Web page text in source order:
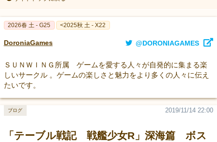
2026春 土 - G25 <2025秋 土 - X22
DoroniaGames @DORONIAGAMES
ＳＵＮＷＩＮＧ所属 ゲームを愛する人々が自発的に集まる楽
しいサークル 。ゲームの楽しさと魅力をより多くの人々に伝え
たいです。
「テーブル戦記 戦艦少女R」深海篇 ボス
2019/11/14 22:00
ブログ